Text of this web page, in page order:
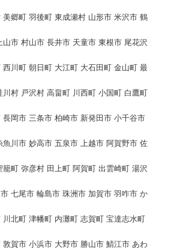
郷町 羽後町 東成瀬村 山形市 米沢市 鶴
市 村山市 長井市 天童市 東根市 尾花沢
川町 朝日町 大江町 大石田町 金山町 最
村 戸沢村 高畠町 川西町 小国町 白鷹町
岡市 三条市 柏崎市 新発田市 小千谷市
魚川市 妙高市 五泉市 上越市 阿賀野市 佐
町 弥彦村 田上町 阿賀町 出雲崎町 湯沢
七尾市 輪島市 珠洲市 加賀市 羽咋市 か
北町 津幡町 内灘町 志賀町 宝達志水町
賀市 小浜市 大野市 勝山市 鯖江市 あわ